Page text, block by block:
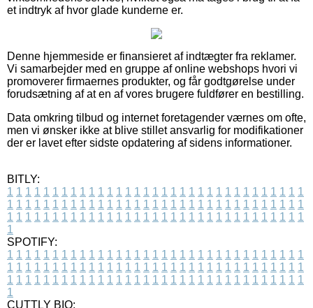
et indtryk af hvor glade kunderne er.
Denne hjemmeside er finansieret af indtægter fra reklamer.
Vi samarbejder med en gruppe af online webshops hvori vi
promoverer firmaernes produkter, og får godtgørelse under
forudsætning af at en af vores brugere fuldfører en bestilling.
Data omkring tilbud og internet foretagender værnes om ofte,
men vi ønsker ikke at blive stillet ansvarlig for modifikationer
der er lavet efter sidste opdatering af sidens informationer.
BITLY:
1 1 1 1 1 1 1 1 1 1 1 1 1 1 1 1 1 1 1 1 1 1 1 1 1 1 1 1 1 1 1 1 1
1 1 1 1 1 1 1 1 1 1 1 1 1 1 1 1 1 1 1 1 1 1 1 1 1 1 1 1 1 1 1 1 1
1 1 1 1 1 1 1 1 1 1 1 1 1 1 1 1 1 1 1 1 1 1 1 1 1 1 1 1 1 1 1 1 1
1
SPOTIFY:
1 1 1 1 1 1 1 1 1 1 1 1 1 1 1 1 1 1 1 1 1 1 1 1 1 1 1 1 1 1 1 1 1
1 1 1 1 1 1 1 1 1 1 1 1 1 1 1 1 1 1 1 1 1 1 1 1 1 1 1 1 1 1 1 1 1
1 1 1 1 1 1 1 1 1 1 1 1 1 1 1 1 1 1 1 1 1 1 1 1 1 1 1 1 1 1 1 1 1
1
CUTTLY BIO: